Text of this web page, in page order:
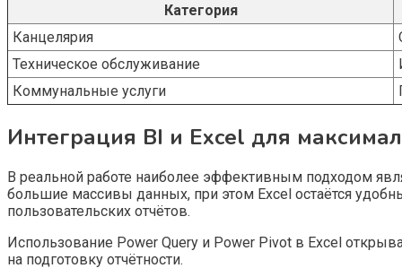
Категория
Канцелярия
Техническое обслуживание
Коммунальные услуги
Интеграция BI и Excel для
В реальной работе наиболее эффективным подходом
большие массивы данных, при этом Excel остаётся
пользовательских отчётов.
Использование Power Query и Power Pivot в Excel
на подготовку отчётности.